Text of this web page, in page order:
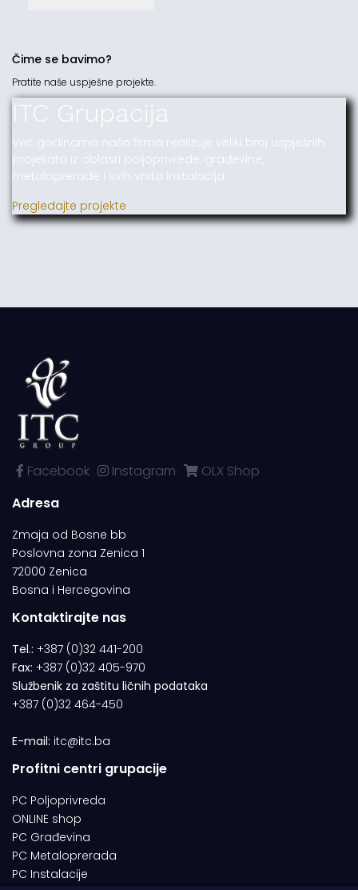
Čime se bavimo?
Pratite naše uspješne projekte.
ITC Grupacija
Već godinama naša firma realizuje veliki broj uspješnih
projekata iz oblasti poljoprivrede, građevine,
metaloprerade i svih vrsta instalacija.
Pregledajte projekte
Facebook Instagram
OLX Shop
Adresa
Zmaja od Bosne bb
Poslovna zona Zenica 1
72000 Zenica
Bosna i Hercegovina
Kontaktirajte nas
Tel.: +387 (0)32 441-200
Fax: +387 (0)32 405-970
Službenik za zaštitu ličnih podataka
+387 (0)32 464-450
E-mail: itc@itc.ba
Profitni centri grupacije
PC Poljoprivreda
ONLINE shop
PC Građevina
PC Metaloprerada
PC Instalacije